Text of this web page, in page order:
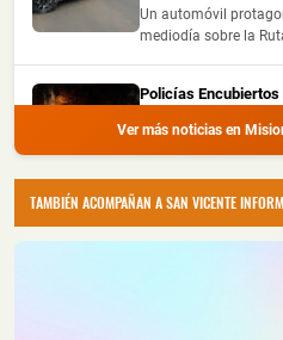
Un automóvil
mediodía sobre la
Policías
Puerto Iguazú
Dos presuntos
Ver más noticias en
TAMBIÉN ACOMPAÑAN A SAN VICENTE